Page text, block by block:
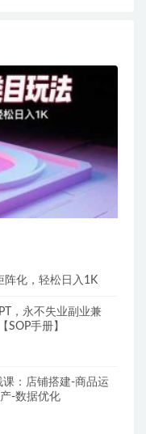
阵化，轻松日入1K
，永不失业副业兼
SOP手册】
：店铺搭建-商品运
-数据优化